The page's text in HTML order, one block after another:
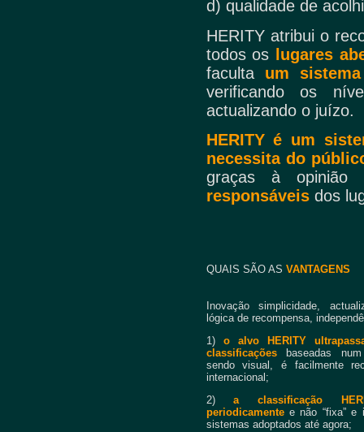
d) qualidade de
HERITY atribui o
todos os lugares
faculta um
verificando os
actualizando o juízo.
HERITY é um
necessita do
graças à
responsáveisdos
QUAIS SÃO AS VANTAGENS
Inovação simplicidade,
lógica de recompensa,
1) o alvo HERITY
classificaçõesbaseadas
sendo visual, é facilmente
internacional;
2)a classificação
periodicamentee não “fixa” e
sistemas adoptados até agora;